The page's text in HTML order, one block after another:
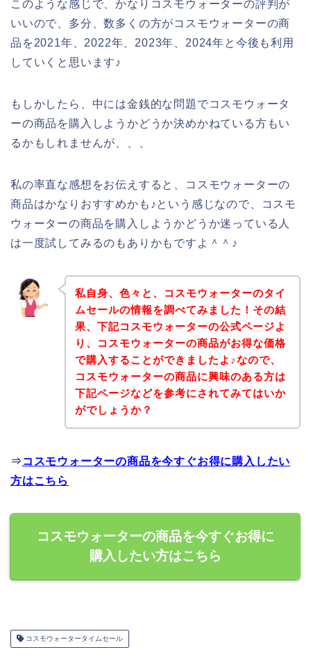
このような感じで、かなりコスモウォーターの評判が
いいので、多分、数多くの方がコスモウォーターの商
品を2021年、2022年、2023年、2024年と今後も利用
していくと思います♪
もしかしたら、中には金銭的な問題でコスモウォータ
ーの商品を購入しようかどうか決めかねている方もい
るかもしれませんが、、、
私の率直な感想をお伝えすると、コスモウォーターの
商品はかなりおすすめかも♪という感じなので、コスモ
ウォーターの商品を購入しようかどうか迷っている人
は一度試してみるのもありかもですよ＾＾♪
私自身、色々と、コスモウォーターのタイ
ムセールの情報を調べてみました！その結
果、下記コスモウォーターの公式ページよ
り、コスモウォーターの商品がお得な価格
で購入することができましたよ♪なので、
コスモウォーターの商品に興味のある方は
下記ページなどを参考にされてみてはいか
がでしょうか？
⇒ コスモウォーターの商品を今すぐお得に購入したい
方はこちら
コスモウォーターの商品を今すぐお得に
購入したい方はこちら
コスモウォータータイムセール